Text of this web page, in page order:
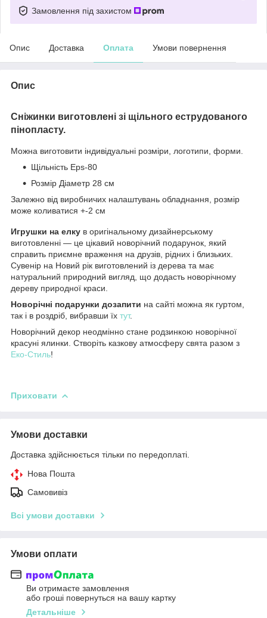
Замовлення під захистом
Опис Доставка Оплата Умови повернення
Опис
Сніжинки виготовлені зі щільного еструдованого
пінопласту.
Можна виготовити індивідуальні розміри, логотипи, форми.
Щільність Eps-80
Розмір Діаметр 28 см
Залежно від виробничих налаштувань обладнання, розмір
може коливатися +-2 см
Игрушки на елку в оригінальному дизайнерському
виготовленні — це цікавий новорічний подарунок, який
справить приємне враження на друзів, рідних і близьких.
Сувенір на Новий рік виготовлений із дерева та має
натуральний природний вигляд, що додасть новорічному
дереву природної краси.
Новорічні подарунки дозапити на сайті можна як гуртом,
так і в роздріб, вибравши їх тут.
Новорічний декор неодмінно стане родзинкою новорічної
красуні ялинки. Створіть казкову атмосферу свята разом з
Еко-Стиль!
Приховати
Умови доставки
Доставка здійснюється тільки по передоплаті.
Нова Пошта
Самовивіз
Всі умови доставки
Умови оплати
Ви отримаєте замовлення
або гроші повернуться на вашу картку
Детальніше